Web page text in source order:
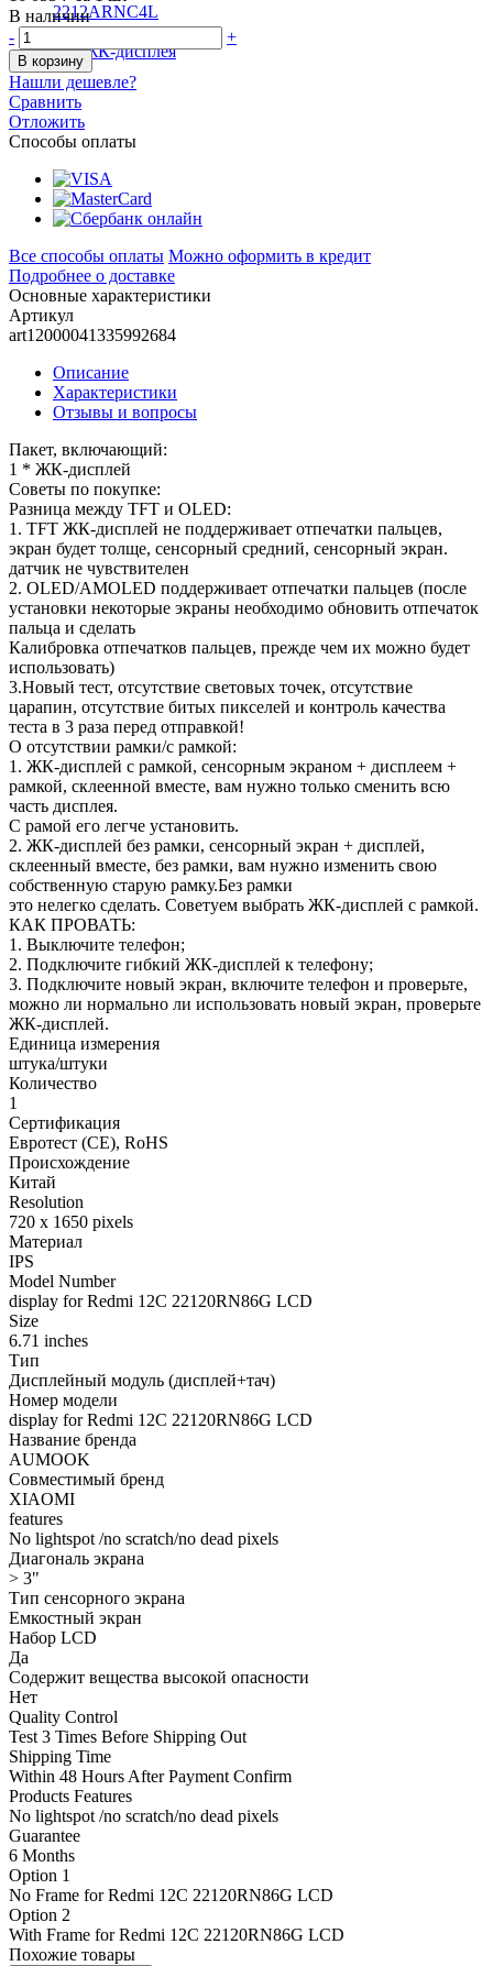
В наличии
-
+
В корзину
Нашли дешевле?
Сравнить
Отложить
Способы оплаты
Все способы оплаты Можно оформить в кредит
Подробнее о доставке
Основные характеристики
Артикул
art12000041335992684
Описание
Характеристики
Отзывы и вопросы
Пакет, включающий:
1 * ЖК-дисплей
Советы по покупке:
Разница между TFT и OLED:
1. TFT ЖК-дисплей не поддерживает отпечатки пальцев,
экран будет толще, сенсорный средний, сенсорный экран.
датчик не чувствителен
2. OLED/AMOLED поддерживает отпечатки пальцев (после
установки некоторые экраны необходимо обновить отпечаток
пальца и сделать
Калибровка отпечатков пальцев, прежде чем их можно будет
использовать)
3.Новый тест, отсутствие световых точек, отсутствие
царапин, отсутствие битых пикселей и контроль качества
теста в 3 раза перед отправкой!
О отсутствии рамки/с рамкой:
1. ЖК-дисплей с рамкой, сенсорным экраном + дисплеем +
рамкой, склеенной вместе, вам нужно только сменить всю
часть дисплея.
С рамой его легче установить.
2. ЖК-дисплей без рамки, сенсорный экран + дисплей,
склеенный вместе, без рамки, вам нужно изменить свою
собственную старую рамку.Без рамки
это нелегко сделать. Советуем выбрать ЖК-дисплей с рамкой.
КАК ПРОВАТЬ:
1. Выключите телефон;
2. Подключите гибкий ЖК-дисплей к телефону;
3. Подключите новый экран, включите телефон и проверьте,
можно ли нормально ли использовать новый экран, проверьте
ЖК-дисплей.
Единица измерения
штука/штуки
Количество
1
Сертификация
Евротест (СЕ), RoHS
Происхождение
Китай
Resolution
720 x 1650 pixels
Материал
IPS
Model Number
display for Redmi 12C 22120RN86G LCD
Size
6.71 inches
Тип
Дисплейный модуль (дисплей+тач)
Номер модели
display for Redmi 12C 22120RN86G LCD
Название бренда
AUMOOK
Совместимый бренд
XIAOMI
features
No lightspot /no scratch/no dead pixels
Диагональ экрана
> 3"
Тип сенсорного экрана
Емкостный экран
Набор LCD
Да
Содержит вещества высокой опасности
Нет
Quality Control
Test 3 Times Before Shipping Out
Shipping Time
Within 48 Hours After Payment Confirm
Products Features
No lightspot /no scratch/no dead pixels
Guarantee
6 Months
Option 1
No Frame for Redmi 12C 22120RN86G LCD
Option 2
With Frame for Redmi 12C 22120RN86G LCD
Похожие товары